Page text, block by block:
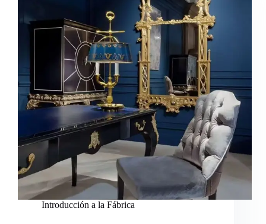
Introducción a la Fábrica